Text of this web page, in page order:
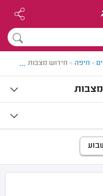
> חיפה > חידוש מצבות בחיפה
...